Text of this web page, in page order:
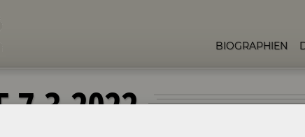
BIOGRAPHIEN
7.3.2022